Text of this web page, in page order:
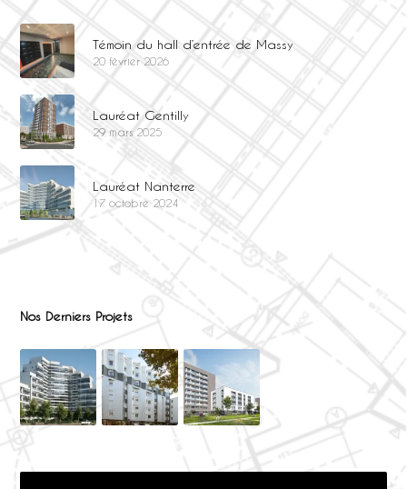
Témoin du hall d’entrée de Massy
20 février 2026
Lauréat Gentilly
29 mars 2025
Lauréat Nanterre
17 octobre 2024
Nos Derniers Projets